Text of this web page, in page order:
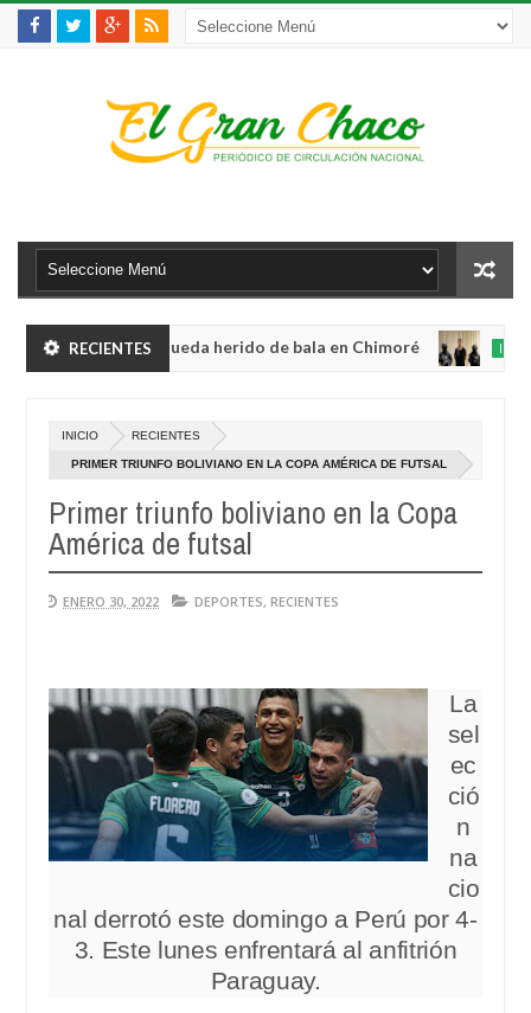
RECIENTES
robo y queda herido de bala en Chimoré
robo y queda herido de bala en Chimoré
Aug
20260
a 12 ministerios y concentra competencias estratégicas
INICIO RECIENTES
PRIMER TRIUNFO BOLIVIANO EN LA COPA AMÉRICA DE FUTSAL
Primer triunfo boliviano en la Copa
América de futsal
ENERO 30, 2022 DEPORTES, RECIENTES
La
sel
ec
ció
n
na
cio
nal derrotó este domingo a Perú por 4-
3. Este lunes enfrentará al anfitrión
Paraguay.